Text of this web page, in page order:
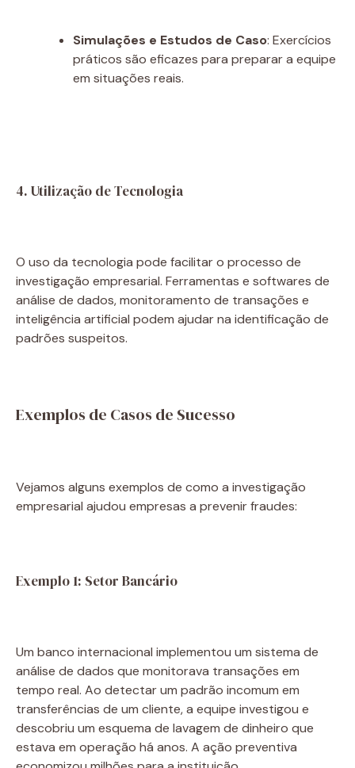
Simulações e Estudos de Caso: Exercícios
práticos são eficazes para preparar a equipe
em situações reais.
4. Utilização de Tecnologia
O uso da tecnologia pode facilitar o processo de
investigação empresarial. Ferramentas e softwares de
análise de dados, monitoramento de transações e
inteligência artificial podem ajudar na identificação de
padrões suspeitos.
Exemplos de Casos de Sucesso
Vejamos alguns exemplos de como a investigação
empresarial ajudou empresas a prevenir fraudes:
Exemplo 1: Setor Bancário
Um banco internacional implementou um sistema de
análise de dados que monitorava transações em
tempo real. Ao detectar um padrão incomum em
transferências de um cliente, a equipe investigou e
descobriu um esquema de lavagem de dinheiro que
estava em operação há anos. A ação preventiva